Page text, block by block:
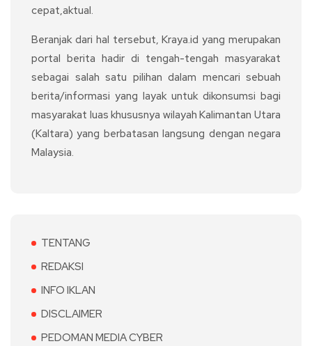
cepat,aktual.
Beranjak dari hal tersebut, Kraya.id yang merupakan
portal berita hadir di tengah-tengah masyarakat
sebagai salah satu pilihan dalam mencari sebuah
berita/informasi yang layak untuk dikonsumsi bagi
masyarakat luas khususnya wilayah Kalimantan Utara
(Kaltara) yang berbatasan langsung dengan negara
Malaysia.
TENTANG
REDAKSI
INFO IKLAN
DISCLAIMER
PEDOMAN MEDIA CYBER